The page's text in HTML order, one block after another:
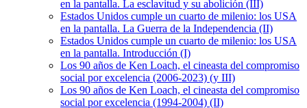
en la pantalla. La esclavitud y su abolición (III)
Estados Unidos cumple un cuarto de milenio: los USA
en la pantalla. La Guerra de la Independencia (II)
Estados Unidos cumple un cuarto de milenio: los USA
en la pantalla. Introducción (I)
Los 90 años de Ken Loach, el cineasta del compromiso
social por excelencia (2006-2023) (y III)
Los 90 años de Ken Loach, el cineasta del compromiso
social por excelencia (1994-2004) (II)